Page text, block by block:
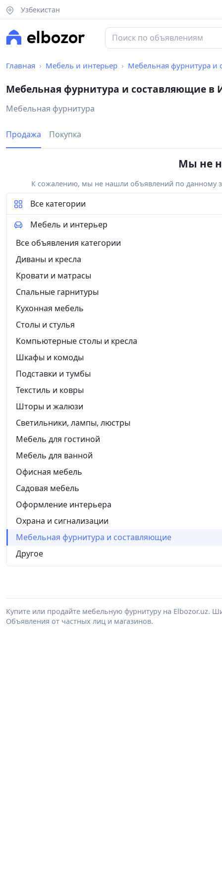
Узбекистан
Главная Мебель и интерьер Мебельная фурнитура и
Мебельная фурнитура и составляющие в
Мебельная фурнитура
Продажа Покупка
Мы не
К сожалению, мы не нашли объявлений по данному
Все категории
Мебель и интерьер
Все объявления категории
Диваны и кресла
Кровати и матрасы
Спальные гарнитуры
Кухонная мебель
Столы и стулья
Компьютерные столы и кресла
Шкафы и комоды
Подставки и тумбы
Текстиль и ковры
Шторы и жалюзи
Светильники, лампы, люстры
Мебель для гостиной
Мебель для ванной
Офисная мебель
Садовая мебель
Оформление интерьера
Охрана и сигнализации
Мебельная фурнитура и составляющие
Другое
Купите или продайте мебельную фурнитуру на
Объявления от частных лиц и магазинов.